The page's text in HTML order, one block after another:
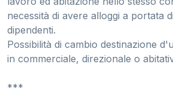
necessità di avere alloggi a portata
dipendenti.
Possibilità di cambio destinazione
in commerciale, direzionale o
***